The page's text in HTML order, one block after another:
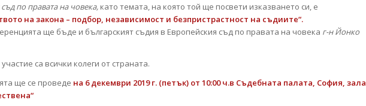
по правата на човека,като темата, на която той ще посвети изказването си, е
на закона – подбор, независимост и безпристрастност на съдиите“.
ще бъде и българският съдия в Европейския съд по правата на човека г-н Йонко
са всички колеги от страната.
ще се проведе на 6 декември 2019 г. (петък) от 10:00 ч.в Съдебната палата, София, зала